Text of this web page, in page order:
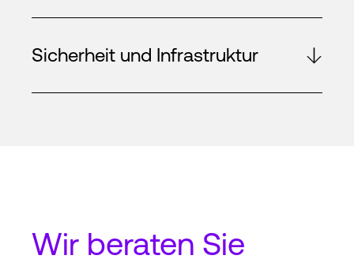
Sicherheit und Infrastruktur
Wir beraten Sie